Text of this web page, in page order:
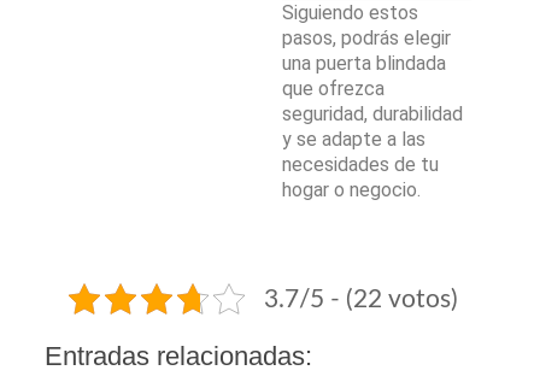
Siguiendo estos
pasos, podrás elegir
una puerta blindada
que ofrezca
seguridad, durabilidad
y se adapte a las
necesidades de tu
hogar o negocio.
3.7/5 - (22 votos)
Entradas relacionadas: